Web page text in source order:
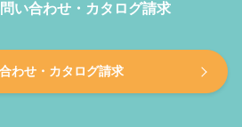
い合わせ・カタログ請求
わせ・カタログ請求